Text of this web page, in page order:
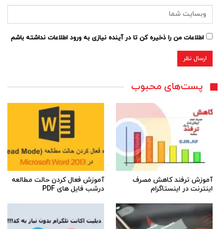
اطلاعات من را ذخیره کن تا در آینده نیازی به ورود اطلاعات نداشته باشم
پست‌های محبوب
آموزش ترفند کاهش مصرف
اینترنت در اینستاگرام
آموزش فعال کردن حالت مطالعه
درشب فایل های PDF